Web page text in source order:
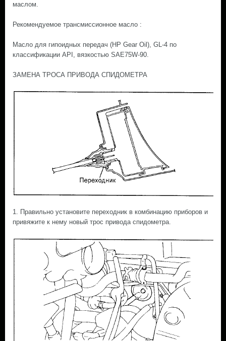
маслом.
Рекомендуемое трансмиссионное масло :
Масло для гипоидных передач (HP Gear Oil), GL-4 по
классификации API, вязкостью SAE75W-90.
ЗАМЕНА ТРОСА ПРИВОДА СПИДОМЕТРА
1. Правильно установите переходник в комбинацию приборов и
привяжите к нему новый трос привода спидометра.